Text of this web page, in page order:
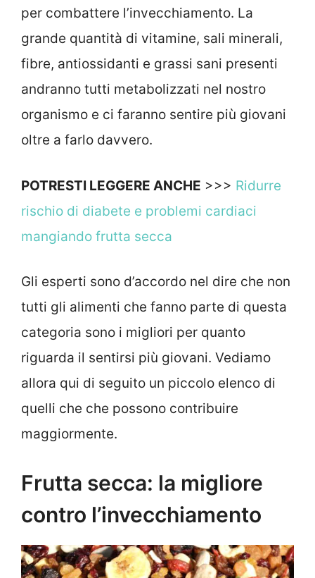
per combattere l’invecchiamento. La
grande quantità di vitamine, sali minerali,
fibre, antiossidanti e grassi sani presenti
andranno tutti metabolizzati nel nostro
organismo e ci faranno sentire più giovani
oltre a farlo davvero.
POTRESTI LEGGERE ANCHE >>> Ridurre
rischio di diabete e problemi cardiaci
mangiando frutta secca
Gli esperti sono d’accordo nel dire che non
tutti gli alimenti che fanno parte di questa
categoria sono i migliori per quanto
riguarda il sentirsi più giovani. Vediamo
allora qui di seguito un piccolo elenco di
quelli che che possono contribuire
maggiormente.
Frutta secca: la migliore
contro l’invecchiamento